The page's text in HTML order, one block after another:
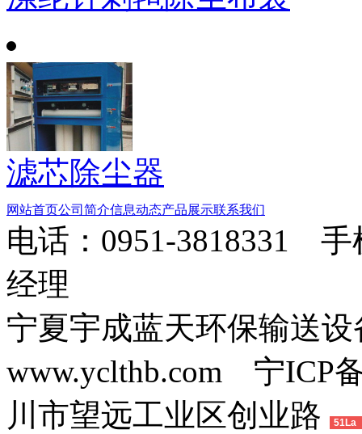
滤芯除尘器
网站首页公司简介信息动态产品展示联系我们
电话：0951-3818331 手
经理
宁夏宇成蓝天环保输送
www.yclthb.com 宁ICP
川市望远工业区创业路
51La